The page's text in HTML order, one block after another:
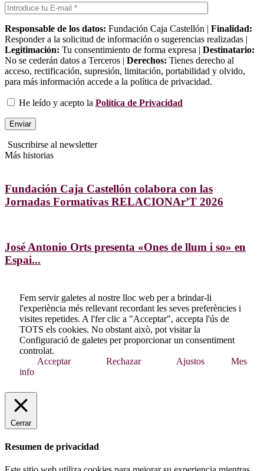
Responsable de los datos: Fundación Caja Castellón | Finalidad:
Responder a la solicitud de información o sugerencias realizadas |
Legitimación: Tu consentimiento de forma expresa | Destinatario:
No se cederán datos a Terceros | Derechos: Tienes derecho al
acceso, rectificación, supresión, limitación, portabilidad y olvido,
para más información accede a la política de privacidad.
He leído y acepto la Política de Privacidad
Suscribirse al newsletter
Más historias
Fundación Caja Castellón colabora con las
Jornadas Formativas RELACIONAr’T 2026
José Antonio Orts presenta «Ones de llum i so» en
Espai...
Fem servir galetes al nostre lloc web per a brindar-li
l'experiència més rellevant recordant les seves preferències i
visites repetides. A l'fer clic a "Acceptar", accepta l'ús de
TOTS els cookies. No obstant això, pot visitar la
Configuració de galetes per proporcionar un consentiment
controlat.
Acceptar
Rechazar Ajustos
Mes
info
Cerrar
Resumen de privacidad